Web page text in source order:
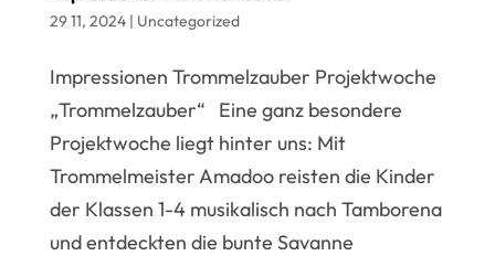
29 11, 2024| Uncategorized
Impressionen Trommelzauber Projektwoche
„Trommelzauber“ Eine ganz besondere
Projektwoche liegt hinter uns: Mit
Trommelmeister Amadoo reisten die Kinder
der Klassen 1-4 musikalisch nach Tamborena
und entdeckten die bunte Savanne